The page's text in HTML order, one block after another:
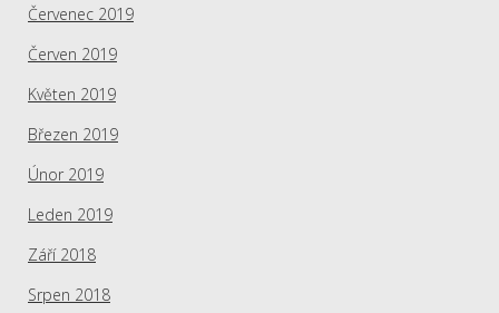
Červenec 2019
Červen 2019
Květen 2019
Březen 2019
Únor 2019
Leden 2019
Září 2018
Srpen 2018